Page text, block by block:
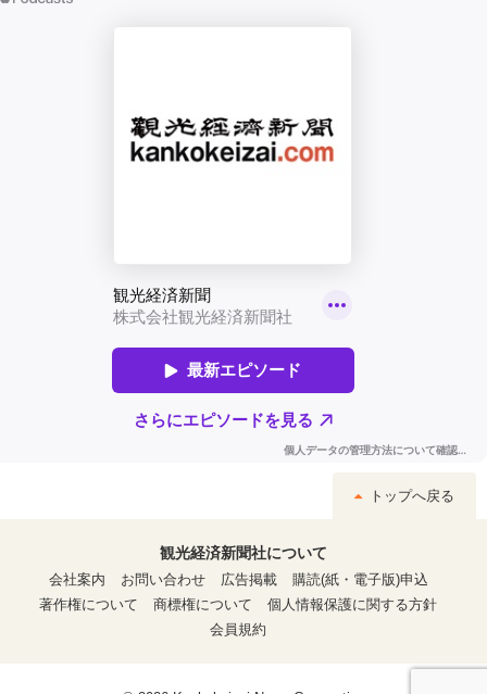
トップへ戻る
観光経済新聞社について
会社案内
お問い合わせ 広告掲載
購読(紙・電子版)申込
著作権について
商標権について
個人情報保護に関する方針
会員規約